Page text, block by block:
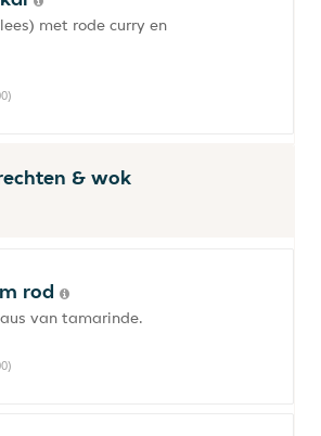
met rode curry en
& wok
rod
van tamarinde.